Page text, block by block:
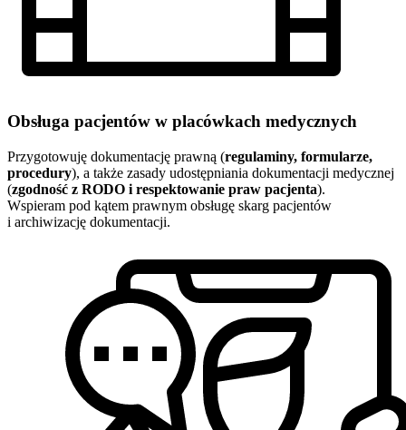
Obsługa pacjentów w placówkach medycznych
Przygotowuję dokumentację prawną (regulaminy, formularze,
procedury), a także zasady udostępniania dokumentacji medycznej
(zgodność z RODO i respektowanie praw pacjenta).
Wspieram pod kątem prawnym obsługę skarg pacjentów
i archiwizację dokumentacji.